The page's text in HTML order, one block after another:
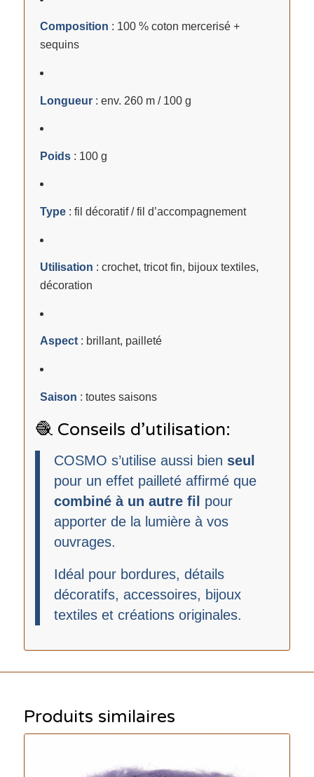
Composition : 100 % coton mercerisé +
sequins
Longueur: env. 260 m / 100 g
Poids: 100 g
Type: fil décoratif / fil d’accompagnement
Utilisation : crochet, tricot fin, bijoux textiles,
décoration
Aspect: brillant, pailleté
Saison : toutes saisons
🧶 Conseils d’utilisation:
COSMO s’utilise aussi bien seul
pour un effet pailleté affirmé que
combiné à un autre fil
pour
apporter de la lumière à vos
ouvrages.
Idéal pour bordures, détails
décoratifs, accessoires, bijoux
textiles et créations originales.
Produits similaires